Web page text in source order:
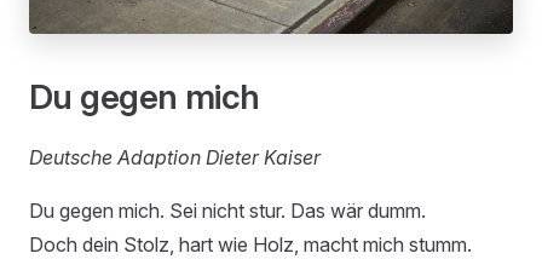
Du gegen mich
Deutsche Adaption Dieter Kaiser
Du gegen mich. Sei nicht stur. Das wär dumm.
Doch dein Stolz, hart wie Holz, macht mich stumm.